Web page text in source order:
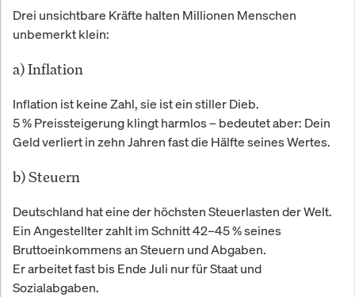
Drei unsichtbare Kräfte halten Millionen Menschen
unbemerkt klein:
a) Inflation
Inflation ist keine Zahl, sie ist ein stiller Dieb.
5 % Preissteigerung klingt harmlos – bedeutet aber: Dein
Geld verliert in zehn Jahren fast die Hälfte seines Wertes.
b) Steuern
Deutschland hat eine der höchsten Steuerlasten der Welt.
Ein Angestellter zahlt im Schnitt 42–45 % seines
Bruttoeinkommens an Steuern und Abgaben.
Er arbeitet fast bis Ende Juli nur für Staat und
Sozialabgaben.